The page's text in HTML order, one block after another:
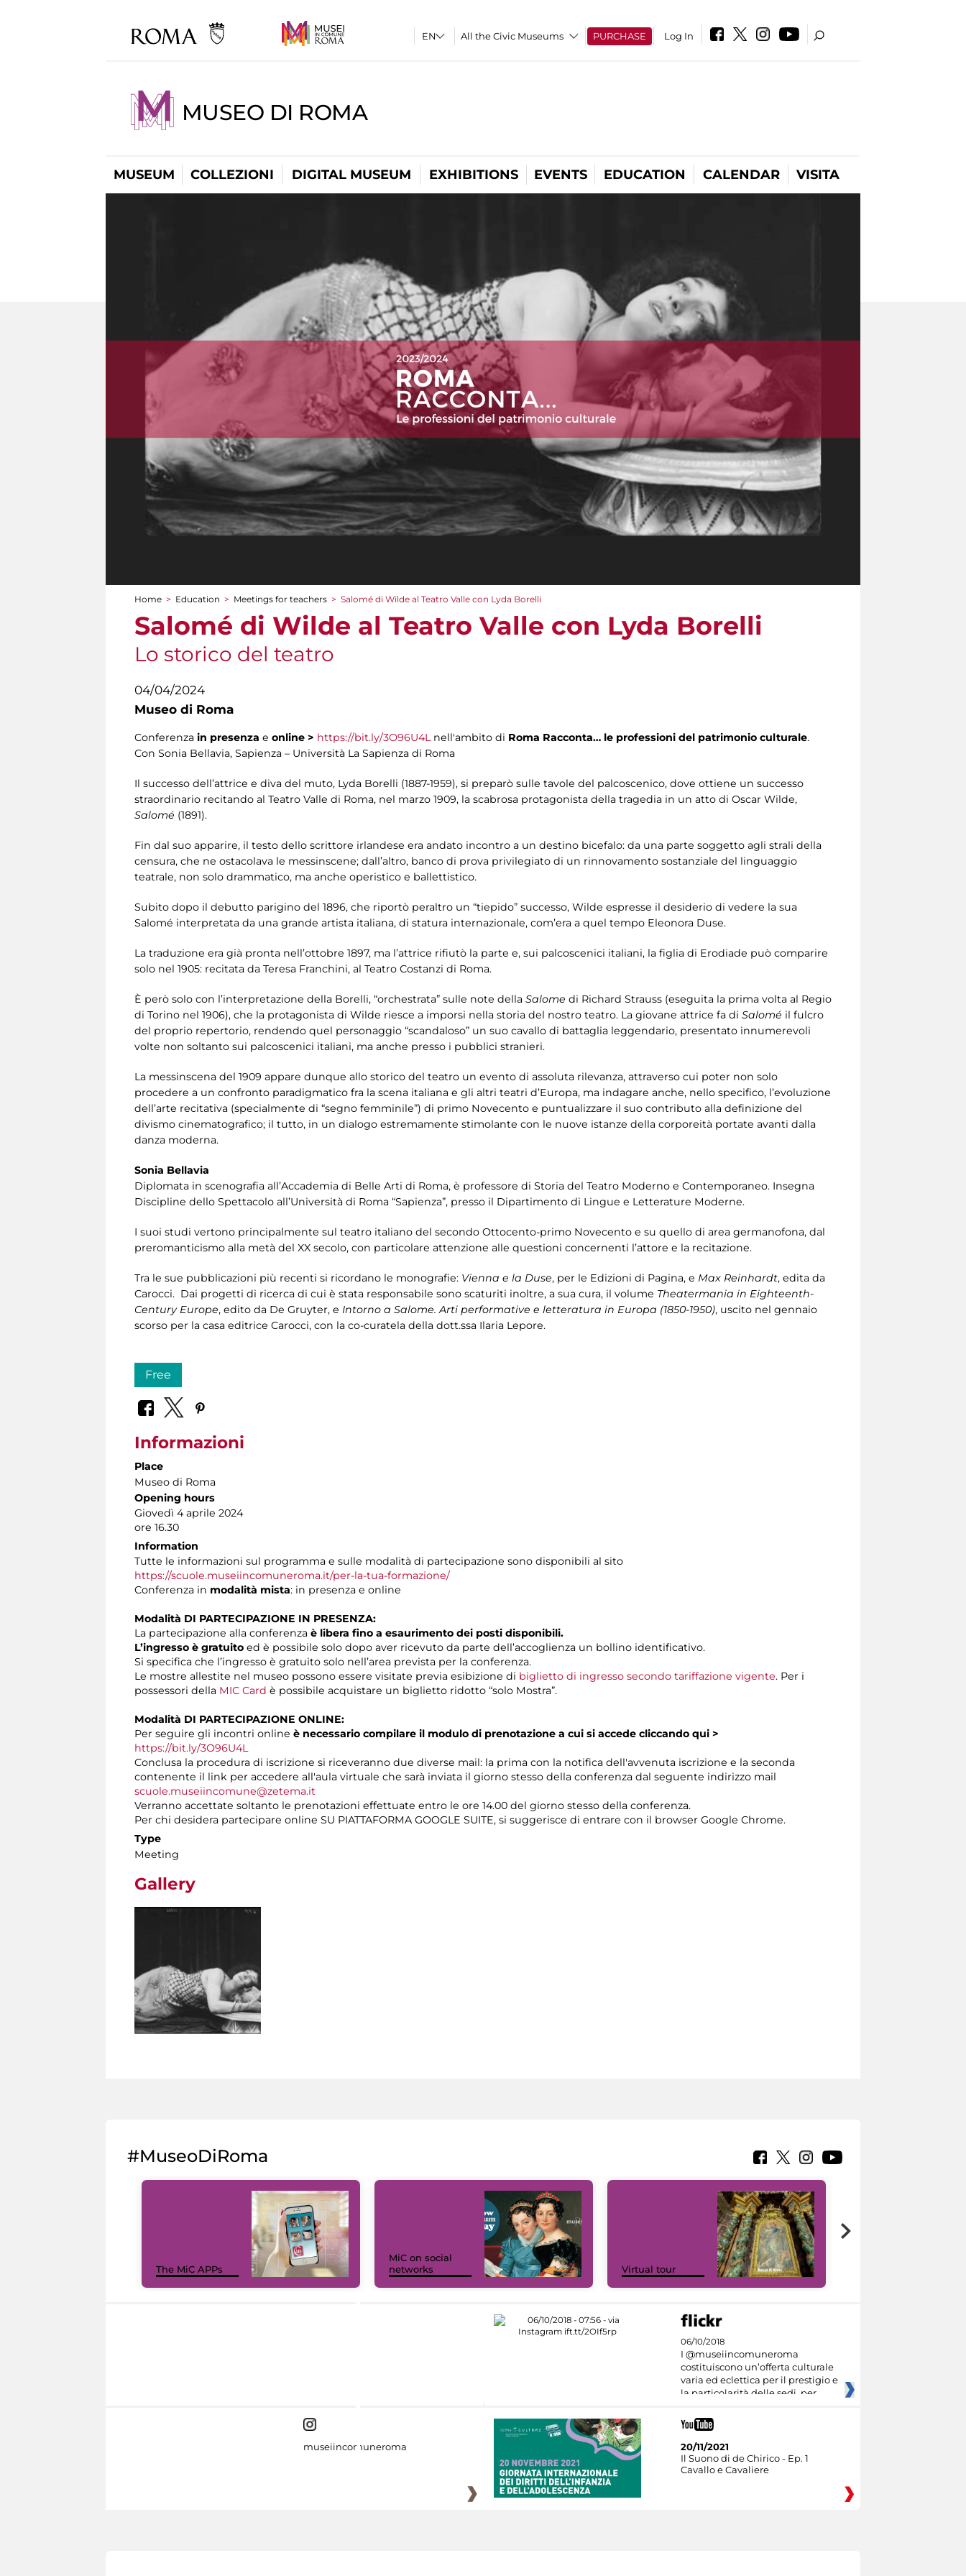
All the Civic Museums PURCHASE Log In
MUSEO DI ROMA
MUSEUM COLLEZIONI DIGITAL MUSEUM EXHIBITIONS EVENTS EDUCATION CALENDAR VISITA
You are here
Home > Education > Meetings for teachers > Salomé di Wilde al Teatro Valle con Lyda Borelli
Salomé di Wilde al Teatro Valle con Lyda Borelli
Lo storico del teatro
04/04/2024
Museo di Roma
Conferenza in presenza e online > https://bit.ly/3O96U4Lnell'ambito di Roma Racconta… le professioni del patrimonio culturale.
Con Sonia Bellavia, Sapienza – Università La Sapienza di Roma
Il successo dell’attrice e diva del muto, Lyda Borelli (1887-1959), si preparò sulle tavole del palcoscenico, dove ottiene un successo
straordinario recitando al Teatro Valle di Roma, nel marzo 1909, la scabrosa protagonista della tragedia in un atto di Oscar Wilde,
Salomé (1891).
Fin dal suo apparire, il testo dello scrittore irlandese era andato incontro a un destino bicefalo: da una parte soggetto agli strali della
censura, che ne ostacolava le messinscene; dall’altro, banco di prova privilegiato di un rinnovamento sostanziale del linguaggio
teatrale, non solo drammatico, ma anche operistico e ballettistico.
Subito dopo il debutto parigino del 1896, che riportò peraltro un “tiepido” successo, Wilde espresse il desiderio di vedere la sua
Salomé interpretata da una grande artista italiana, di statura internazionale, com’era a quel tempo Eleonora Duse.
La traduzione era già pronta nell’ottobre 1897, ma l’attrice rifiutò la parte e, sui palcoscenici italiani, la figlia di Erodiade può comparire
solo nel 1905: recitata da Teresa Franchini, al Teatro Costanzi di Roma.
È però solo con l’interpretazione della Borelli, “orchestrata” sulle note della Salome di Richard Strauss (eseguita la prima volta al Regio
di Torino nel 1906), che la protagonista di Wilde riesce a imporsi nella storia del nostro teatro. La giovane attrice fa di Salomé il fulcro
del proprio repertorio, rendendo quel personaggio “scandaloso” un suo cavallo di battaglia leggendario, presentato innumerevoli
volte non soltanto sui palcoscenici italiani, ma anche presso i pubblici stranieri.
La messinscena del 1909 appare dunque allo storico del teatro un evento di assoluta rilevanza, attraverso cui poter non solo
procedere a un confronto paradigmatico fra la scena italiana e gli altri teatri d’Europa, ma indagare anche, nello specifico, l’evoluzione
dell’arte recitativa (specialmente di “segno femminile”) di primo Novecento e puntualizzare il suo contributo alla definizione del
divismo cinematografico; il tutto, in un dialogo estremamente stimolante con le nuove istanze della corporeità portate avanti dalla
danza moderna.
Sonia Bellavia
Diplomata in scenografia all’Accademia di Belle Arti di Roma, è professore di Storia del Teatro Moderno e Contemporaneo. Insegna
Discipline dello Spettacolo all’Università di Roma “Sapienza”, presso il Dipartimento di Lingue e Letterature Moderne.
I suoi studi vertono principalmente sul teatro italiano del secondo Ottocento-primo Novecento e su quello di area germanofona, dal
preromanticismo alla metà del XX secolo, con particolare attenzione alle questioni concernenti l’attore e la recitazione.
Tra le sue pubblicazioni più recenti si ricordano le monografie: Vienna e la Duse, per le Edizioni di Pagina, e Max Reinhardt, edita da
Carocci. Dai progetti di ricerca di cui è stata responsabile sono scaturiti inoltre, a sua cura, il volume Theatermania in Eighteenth-
Century Europe, edito da De Gruyter, e Intorno a Salome. Arti performative e letteratura in Europa (1850-1950), uscito nel gennaio
scorso per la casa editrice Carocci, con la co-curatela della dott.ssa Ilaria Lepore.
Free
Informazioni
Place
Museo di Roma
Opening hours
Giovedì 4 aprile 2024
ore 16.30
Information
Tutte le informazioni sul programma e sulle modalità di partecipazione sono disponibili al sito
https://scuole.museiincomuneroma.it/per-la-tua-formazione/
Conferenza in modalità mista: in presenza e online
Modalità DI PARTECIPAZIONE IN PRESENZA:
La partecipazione alla conferenza è libera fino a esaurimento dei posti disponibili.
L’ingresso è gratuito ed è possibile solo dopo aver ricevuto da parte dell’accoglienza un bollino identificativo.
Si specifica che l’ingresso è gratuito solo nell’area prevista per la conferenza.
Le mostre allestite nel museo possono essere visitate previa esibizione di biglietto di ingresso secondo tariffazione vigente. Per i
possessori della MIC Card è possibile acquistare un biglietto ridotto “solo Mostra”.
Modalità DI PARTECIPAZIONE ONLINE:
Per seguire gli incontri online è necessario compilare il modulo di prenotazione a cui si accede cliccando qui >
https://bit.ly/3O96U4L
Conclusa la procedura di iscrizione si riceveranno due diverse mail: la prima con la notifica dell'avvenuta iscrizione e la seconda
contenente il link per accedere all'aula virtuale che sarà inviata il giorno stesso della conferenza dal seguente indirizzo mail
scuole.museiincomune@zetema.it
Verranno accettate soltanto le prenotazioni effettuate entro le ore 14.00 del giorno stesso della conferenza.
Per chi desidera partecipare online SU PIATTAFORMA GOOGLE SUITE, si suggerisce di entrare con il browser Google Chrome.
Type
Meeting
Gallery
#MuseoDiRoma
The MiC APPs
MiC on social
networks
Virtual tour
06/10/2018
I @museiincomuneroma
costituiscono un’offerta culturale
varia ed eclettica per il prestigio e
la particolarità delle sedi, per
museiincomuneroma
20/11/2021
Il Suono di de Chirico - Ep. 1
Cavallo e Cavaliere